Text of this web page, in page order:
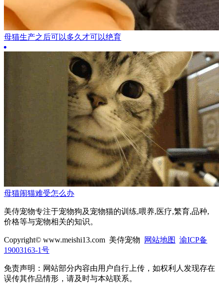
母猫生产之后可以多久才可以绝育
母猫闹猫难受怎么办
美侍宠物专注于宠物狗及宠物猫的训练,喂养,医疗,繁育,品种,
价格等与宠物相关的知识。
Copyright© www.meishi13.com 美侍宠物 网站地图 渝ICP备
19003163-1号
免责声明：网站部分内容由用户自行上传，如权利人发现存在
误传其作品情形，请及时与本站联系。